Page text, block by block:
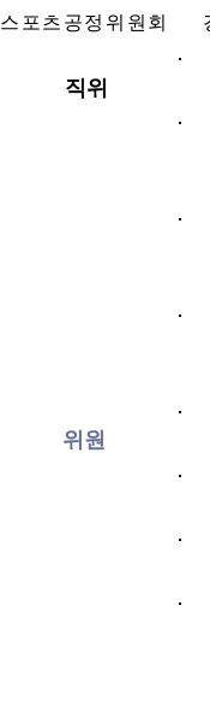
스포츠공정위원회
직위
위원